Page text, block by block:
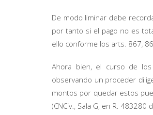
De modo liminar debe
por tanto si el pago no es
ello conforme los arts. 867,
Ahora bien, el curso de
observando un proceder
montos por quedar estos
(CNCiv., Sala G, en R.